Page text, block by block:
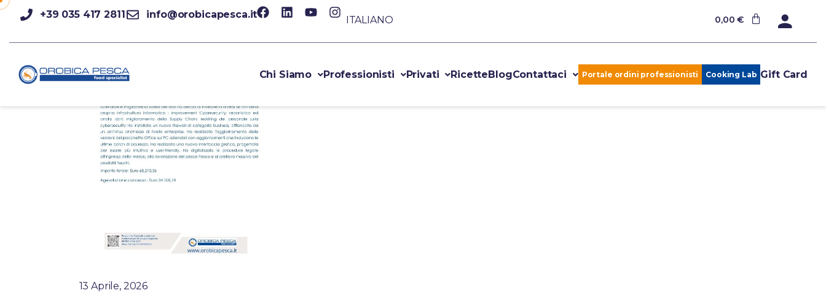
+39 035 417 2811 info@orobicapesca.it ITALIANO 0,00€
Chi Siamo Professionisti Privati RicetteBlogContattaci Portale ordini professionisti Cooking Lab Gift Card
Orobicapesca
13 Aprile, 2026